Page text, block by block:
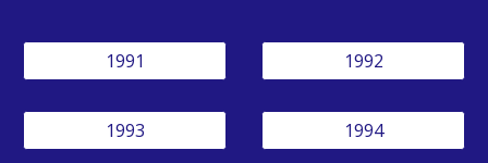
1991
1993
1992
1994